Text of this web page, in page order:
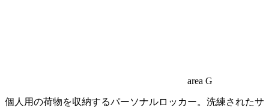
area G
個人用の荷物を収納するパーソナルロッカー。洗練されたサ